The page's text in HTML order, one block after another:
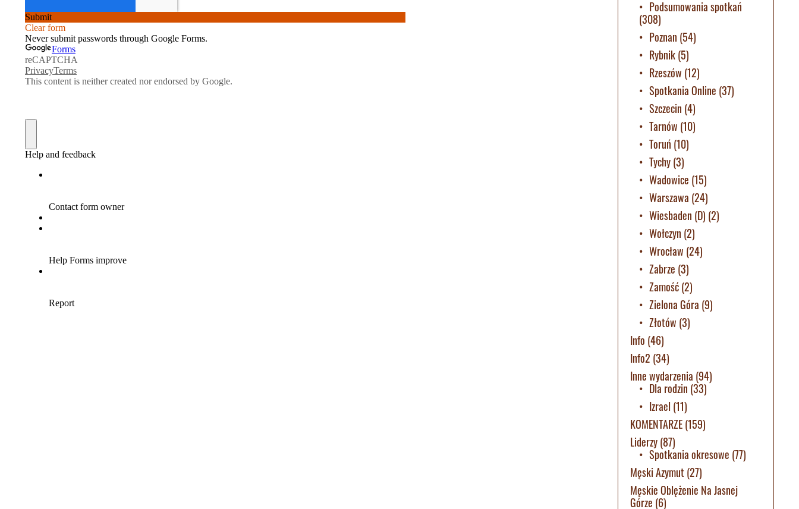
Podsumowania spotkań
(308)
Poznan (54)
Rybnik(5)
Rzeszów (12)
Spotkania Online (37)
Szczecin (4)
Tarnów (10)
Toruń (10)
Tychy(3)
Wadowice (15)
Warszawa (24)
Wiesbaden (D) (2)
Wołczyn (2)
Wrocław (24)
Zabrze (3)
Zamość(2)
Zielona Góra (9)
Złotów (3)
Info (46)
Info2 (34)
Inne wydarzenia (94)
Dla rodzin (33)
Izrael (11)
KOMENTARZE(159)
Liderzy(87)
Spotkania okresowe (77)
Męski Azymut (27)
Męskie Oblężenie Na Jasnej
Górze (6)